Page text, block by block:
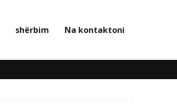
shërbim Na kontaktoni